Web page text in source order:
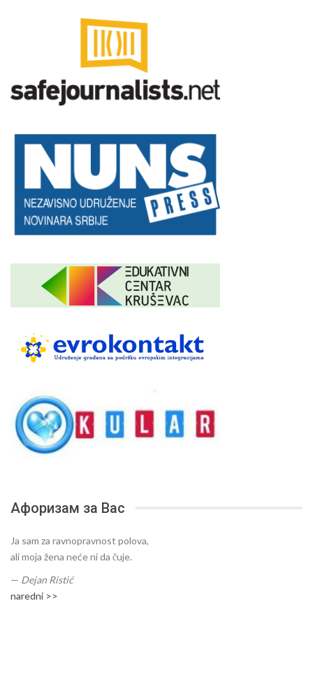
Афоризам за Вас
Ja sam za ravnopravnost polova,
ali moja žena neće ni da čuje.
— Dejan Ristić
naredni >>